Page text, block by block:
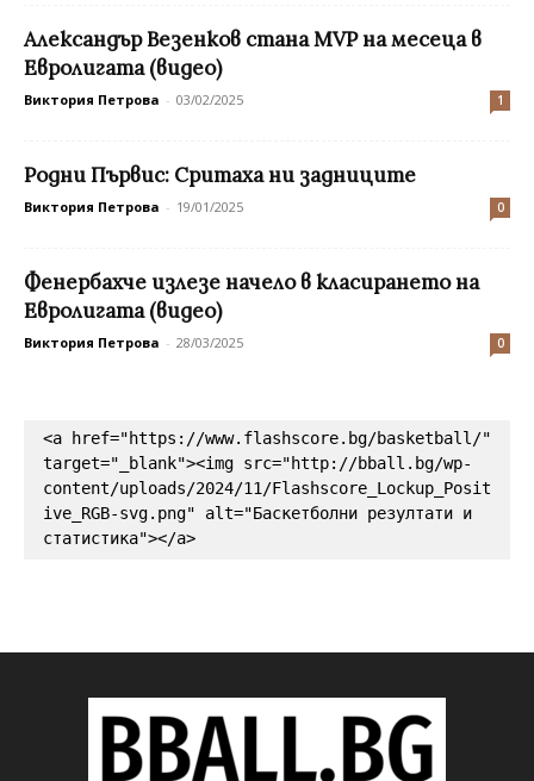
Александър Везенков стана MVP на месеца в
Евролигата (видео)
Виктория Петрова - 03/02/2025 1
Родни Първис: Сритаха ни задниците
Виктория Петрова - 19/01/2025 0
Фенербахче излезе начело в класирането на
Евролигата (видео)
Виктория Петрова - 28/03/2025 0
<a href="https://www.flashscore.bg/basketball/"
target="_blank"><img src="http://bball.bg/wp-
content/uploads/2024/11/Flashscore_Lockup_Posit
ive_RGB-svg.png" alt="Баскетболни резултати и
статистика"></a>